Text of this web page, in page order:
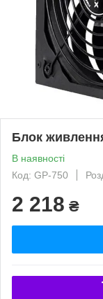
Блок
В наявності
Код: GP-750
2 218 ₴